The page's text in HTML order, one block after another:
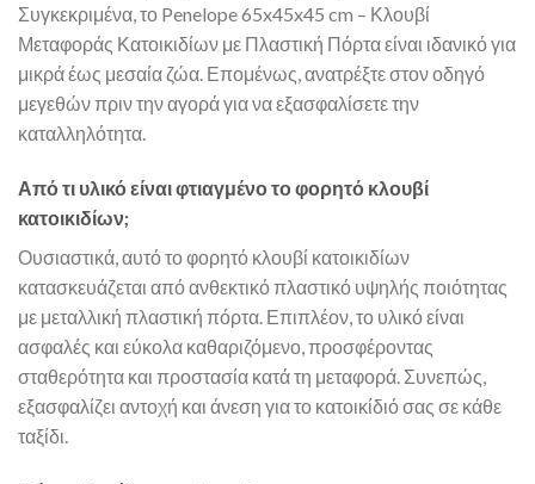
Συγκεκριμένα, το Penelope 65x45x45 cm – Κλουβί
Μεταφοράς Κατοικιδίων με Πλαστική Πόρτα είναι ιδανικό για
μικρά έως μεσαία ζώα. Επομένως, ανατρέξτε στον οδηγό
μεγεθών πριν την αγορά για να εξασφαλίσετε την
καταλληλότητα.
Από τι υλικό είναι φτιαγμένο το φορητό κλουβί
κατοικιδίων;
Ουσιαστικά, αυτό το φορητό κλουβί κατοικιδίων
κατασκευάζεται από ανθεκτικό πλαστικό υψηλής ποιότητας
με μεταλλική πλαστική πόρτα. Επιπλέον, το υλικό είναι
ασφαλές και εύκολα καθαριζόμενο, προσφέροντας
σταθερότητα και προστασία κατά τη μεταφορά. Συνεπώς,
εξασφαλίζει αντοχή και άνεση για το κατοικίδιό σας σε κάθε
ταξίδι.